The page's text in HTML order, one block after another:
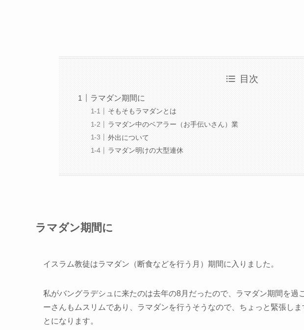
目次
ラマダン期間に
そもそもラマダンとは
ラマダン中のベアラー（お手伝いさん）業
外出について
ラマダン明けの大型連休
ラマダン期間に
イスラム教徒はラマダン（断食などを行う月）期間に入りました。
私がバングラデシュに来たのは去年の8月だったので、ラマダン期間を過
ーさんもムスリムであり、ラマダンを行うそうなので、ちょっと緊張し
とになります。